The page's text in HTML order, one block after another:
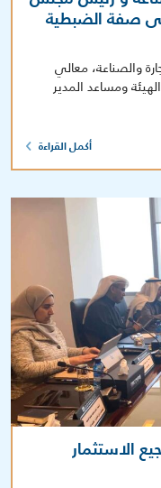
صفة الضبطية
والصناعة، معالي
ومساعد المدير
أكمل القراءة
الاستثمار